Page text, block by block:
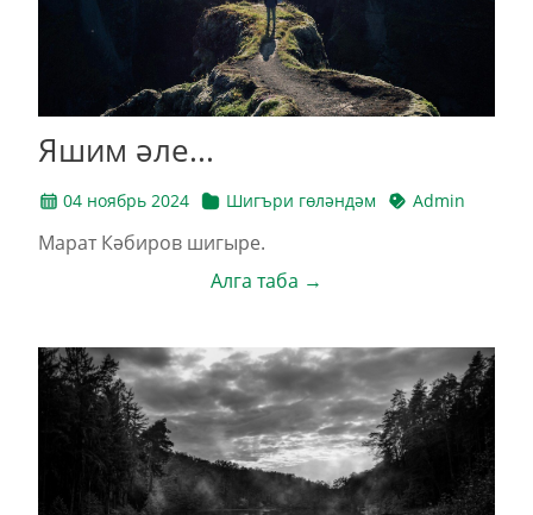
Яшим әле...
04 ноябрь 2024 Шигъри гөләндәм Admin
Марат Кәбиров шигыре.
Алга таба →